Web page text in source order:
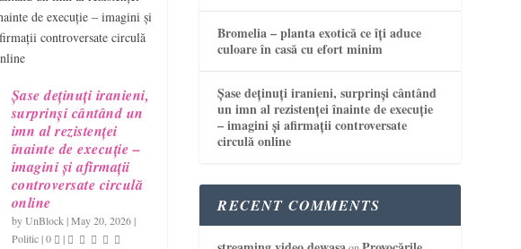
Șase deținuți iranieni,
surprinși cântând un
imn al rezistenței
înainte de execuție –
imagini și afirmații
controversate circulă
online
byUnBlock |May 20, 2026|
Politic|0 |
Bromelia – planta exotică ce îți aduce
culoare în casă cu efort minim
Șase deținuți iranieni, surprinși cântând
un imn al rezistenței înainte de execuție
– imagini și afirmații controversate
circulă online
RECENT COMMENTS